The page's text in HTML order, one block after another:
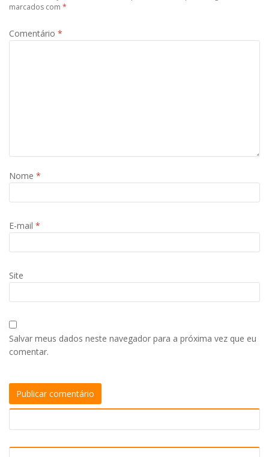
marcados com *
Comentário *
Nome *
E-mail *
Site
Salvar meus dados neste navegador para a próxima vez que eu
comentar.